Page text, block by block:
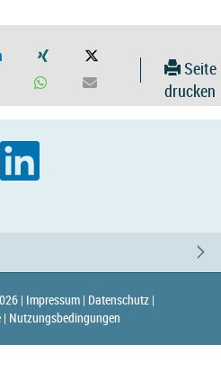
Seite
drucken
| Impressum | Datenschutz |
| Nutzungsbedingungen